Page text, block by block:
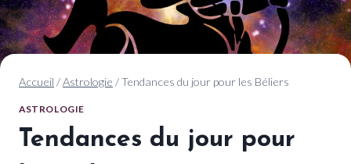
Accueil /Astrologie /Tendances du jour pour les Béliers
ASTROLOGIE
Tendances du jour pour